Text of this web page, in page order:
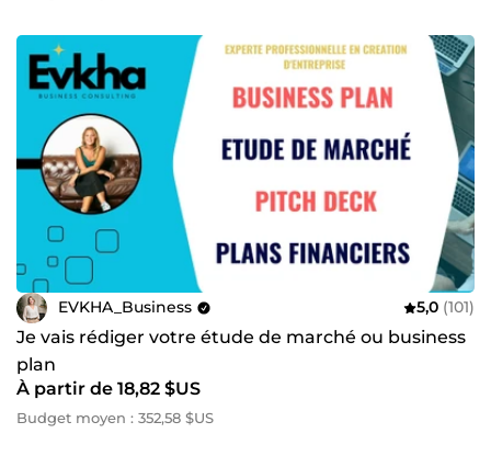
EVKHA_Business 5,0 (101)
Je vais rédiger votre étude de marché ou business
plan
À partir de 18,82 $US
Budget moyen : 352,58 $US